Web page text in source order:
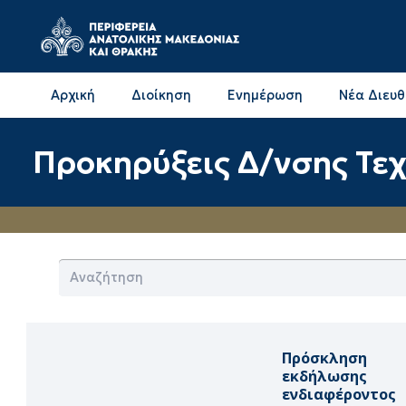
Αρχική Διοίκηση Ενημέρωση Νέα
Προκηρύξεις Δ/νσης
Πρόσκληση
εκδήλωσης
ενδιαφέροντος